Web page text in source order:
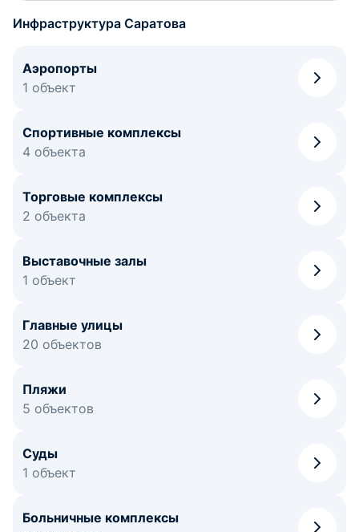
Инфраструктура Саратова
Аэропорты
1 объект
Спортивные комплексы
4 объекта
Торговые комплексы
2 объекта
Выставочные залы
1 объект
Главные улицы
20 объектов
Пляжи
5 объектов
Суды
1 объект
Больничные комплексы